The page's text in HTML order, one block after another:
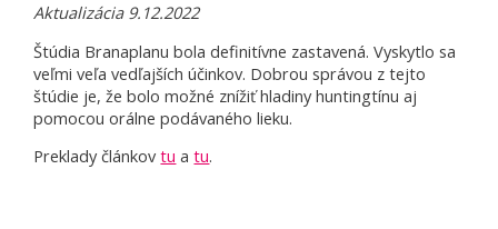
Aktualizácia 9.12.2022
Štúdia Branaplanu bola definitívne zastavená. Vyskytlo sa
veľmi veľa vedľajších účinkov. Dobrou správou z tejto
štúdie je, že bolo možné znížiť hladiny huntingtínu aj
pomocou orálne podávaného lieku.
Preklady článkovtu atu.